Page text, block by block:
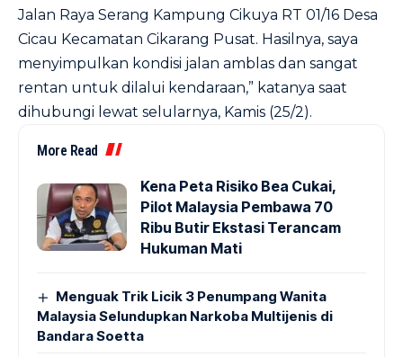
Jalan Raya Serang Kampung Cikuya RT 01/16 Desa
Cicau Kecamatan Cikarang Pusat. Hasilnya, saya
menyimpulkan kondisi jalan amblas dan sangat
rentan untuk dilalui kendaraan,” katanya saat
dihubungi lewat selularnya, Kamis (25/2).
More Read
Kena Peta Risiko Bea Cukai,
Pilot Malaysia Pembawa 70
Ribu Butir Ekstasi Terancam
Hukuman Mati
Menguak Trik Licik 3 Penumpang Wanita
Malaysia Selundupkan Narkoba Multijenis di
Bandara Soetta